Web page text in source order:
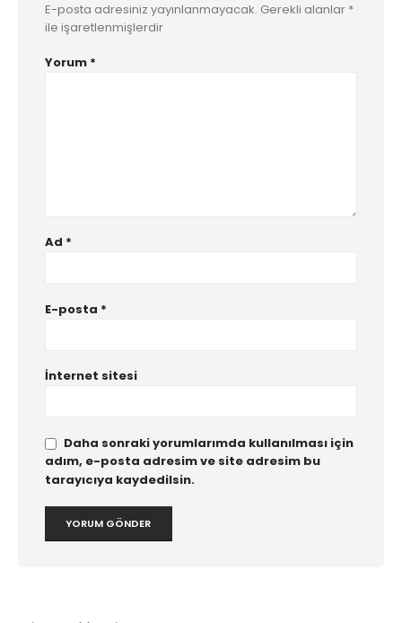
E-posta adresiniz yayınlanmayacak. Gerekli alanlar *
ile işaretlenmişlerdir
Yorum *
Ad *
E-posta *
İnternet sitesi
Daha sonraki yorumlarımda kullanılması için
adım, e-posta adresim ve site adresim bu
tarayıcıya kaydedilsin.